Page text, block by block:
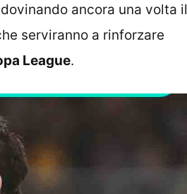
ancora una volta il
serviranno a rinforzare
League.